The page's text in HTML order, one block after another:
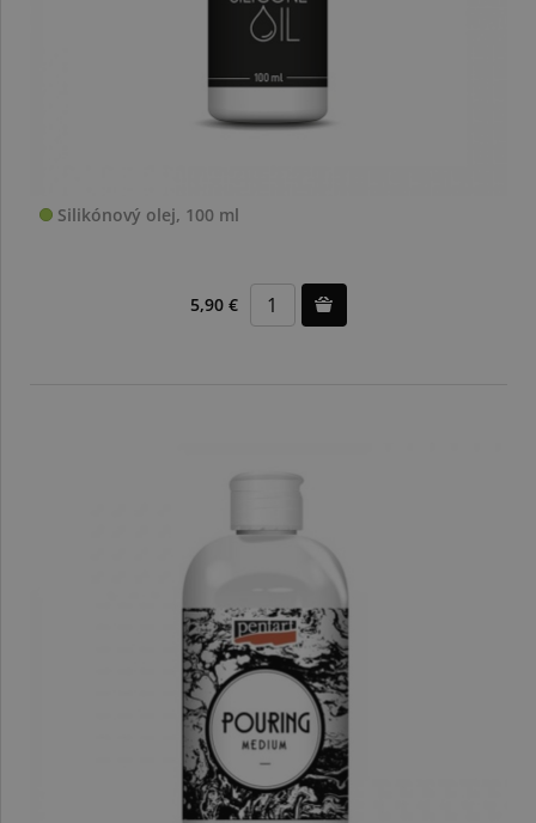
Silikónový olej, 100 ml
5,90 €